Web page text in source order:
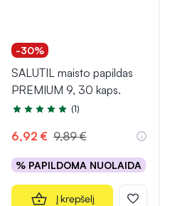
-30%
SALUTIL maisto papildas
PREMIUM 9, 30 kaps.
Įvertinimas 5.0 iš 5
(1)
6,92 € 9,89 €
% PAPILDOMA NUOLAIDA
Į krepšelį